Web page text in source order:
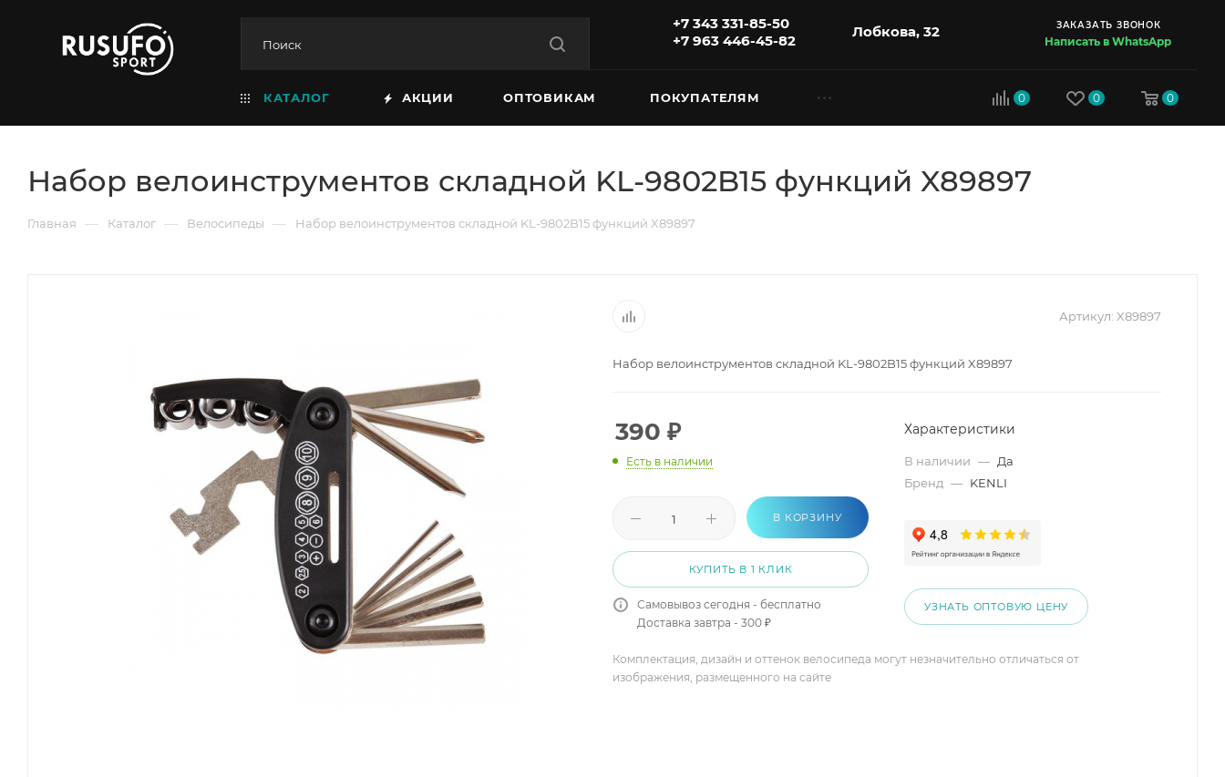
+7 343 331-85-50
+7 963 446-45-82
Лобкова, 32 ЗАКАЗАТЬ ЗВОНОК
Написать в WhatsApp
0 0 0
КАТАЛОГ АКЦИИ ОПТОВИКАМ ПОКУПАТЕЛЯМ
Набор велоинструментов складной KL-9802B15 функций X89897
Главная — Каталог — Велосипеды — Набор велоинструментов складной KL-9802B15 функций X89897
Артикул: X89897
Набор велоинструментов складной KL-9802B15 функций X89897
390 ₽
Есть в наличии
В КОРЗИНУ
КУПИТЬ В 1 КЛИК
Самовывоз сегодня - бесплатно
Доставка завтра - 300 ₽
Характеристики
В наличии — Да
Бренд — KENLI
УЗНАТЬ ОПТОВУЮ ЦЕНУ
Комплектация, дизайн и оттенок велосипеда могут незначительно отличаться от
изображения, размещенного на сайте